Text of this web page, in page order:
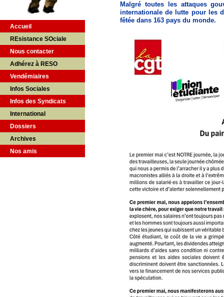
Accueil
REsistance SOciale
Nous contacter
Adhérez à RESO
Vendémiaires
Infos Sociales
Infos des Syndicats
International
Dossiers
Archives
Nos amis
Malgré toutes les attaques
internationale de lutte pour les
fêtée dans 163 pays du monde.